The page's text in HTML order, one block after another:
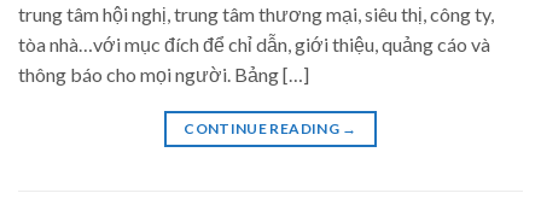
trung tâm hội nghị, trung tâm thương mại, siêu thị, công ty,
tòa nhà…với mục đích để chỉ dẫn, giới thiệu, quảng cáo và
thông báo cho mọi người. Bảng […]
CONTINUE READING →